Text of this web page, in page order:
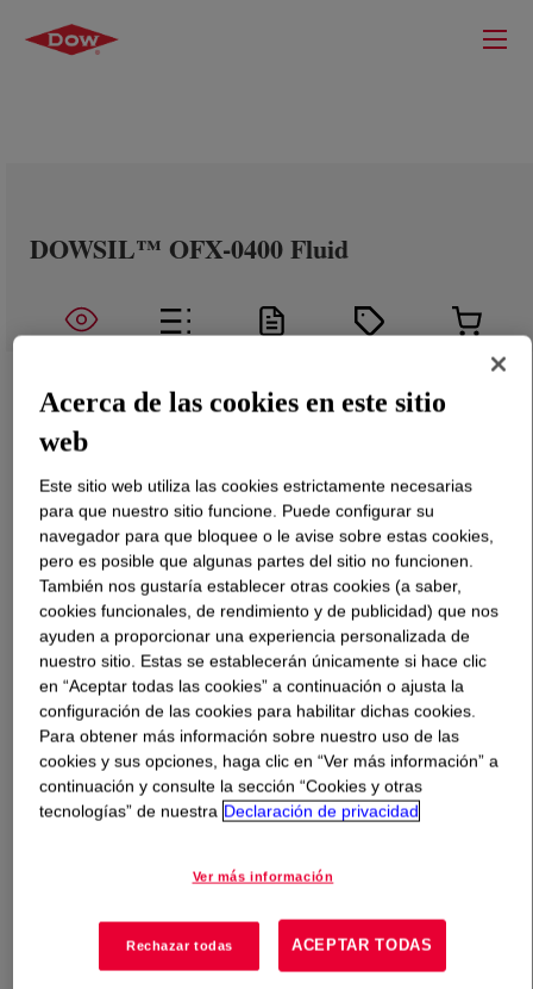
DOWSIL™ OFX-0400 Fluid
Qué esDOWSIL™ OFX-0400 Fluid?
Silicone polyether (glycol) copolymer.
Usos
Effective leveling agent for synthetic leather top coatings
Particularly effective as a finish, or finish ingredient, for texturing
Acerca de las cookies en este sitio
web
Este sitio web utiliza las cookies estrictamente necesarias
para que nuestro sitio funcione. Puede configurar su
navegador para que bloquee o le avise sobre estas cookies,
pero es posible que algunas partes del sitio no funcionen.
También nos gustaría establecer otras cookies (a saber,
cookies funcionales, de rendimiento y de publicidad) que nos
ayuden a proporcionar una experiencia personalizada de
nuestro sitio. Estas se establecerán únicamente si hace clic
en “Aceptar todas las cookies” a continuación o ajusta la
configuración de las cookies para habilitar dichas cookies.
Para obtener más información sobre nuestro uso de las
cookies y sus opciones, haga clic en “Ver más información” a
continuación y consulte la sección “Cookies y otras
tecnologías” de nuestra Declaración de privacidad
Ver más información
Rechazar todas ACEPTAR TODAS